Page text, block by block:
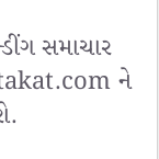
સમાચાર
ને